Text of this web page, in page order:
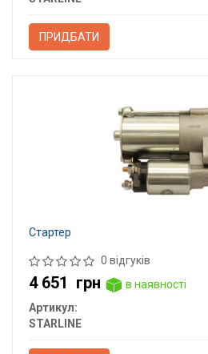
ПРИДБАТИ
Стартер
0 відгуків
4 651 грн
в наявності
Артикул:
STARLINE